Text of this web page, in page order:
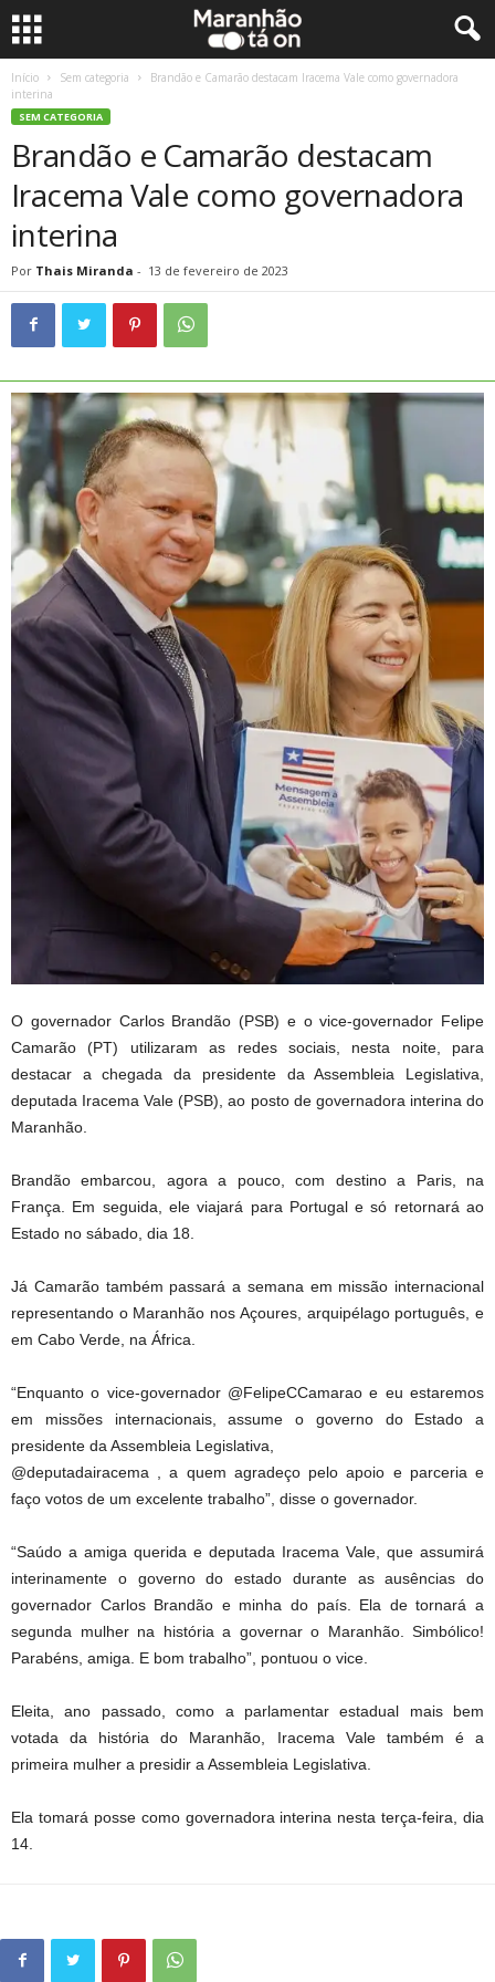
Início Sem categoria
Brandão e Camarão destacam Iracema Vale como governadora
interina
SEM CATEGORIA
Brandão e Camarão destacam
Iracema Vale como governadora
interina
Por Thais Miranda - 13 de fevereiro de 2023
O governador Carlos Brandão (PSB) e o vice-governador Felipe
Camarão (PT) utilizaram as redes sociais, nesta noite, para
destacar a chegada da presidente da Assembleia Legislativa,
deputada Iracema Vale (PSB), ao posto de governadora interina do
Maranhão.
Brandão embarcou, agora a pouco, com destino a Paris, na
França. Em seguida, ele viajará para Portugal e só retornará ao
Estado no sábado, dia 18.
Já Camarão também passará a semana em missão internacional
representando o Maranhão nos Açoures, arquipélago português, e
em Cabo Verde, na África.
“Enquanto o vice-governador @FelipeCCamarao e eu estaremos
em missões internacionais, assume o governo do Estado a
presidente da Assembleia Legislativa,
@deputadairacema , a quem agradeço pelo apoio e parceria e
faço votos de um excelente trabalho”, disse o governador.
“Saúdo a amiga querida e deputada Iracema Vale, que assumirá
interinamente o governo do estado durante as ausências do
governador Carlos Brandão e minha do país. Ela de tornará a
segunda mulher na história a governar o Maranhão. Simbólico!
Parabéns, amiga. E bom trabalho”, pontuou o vice.
Eleita, ano passado, como a parlamentar estadual mais bem
votada da história do Maranhão, Iracema Vale também é a
primeira mulher a presidir a Assembleia Legislativa.
Ela tomará posse como governadora interina nesta terça-feira, dia
14.